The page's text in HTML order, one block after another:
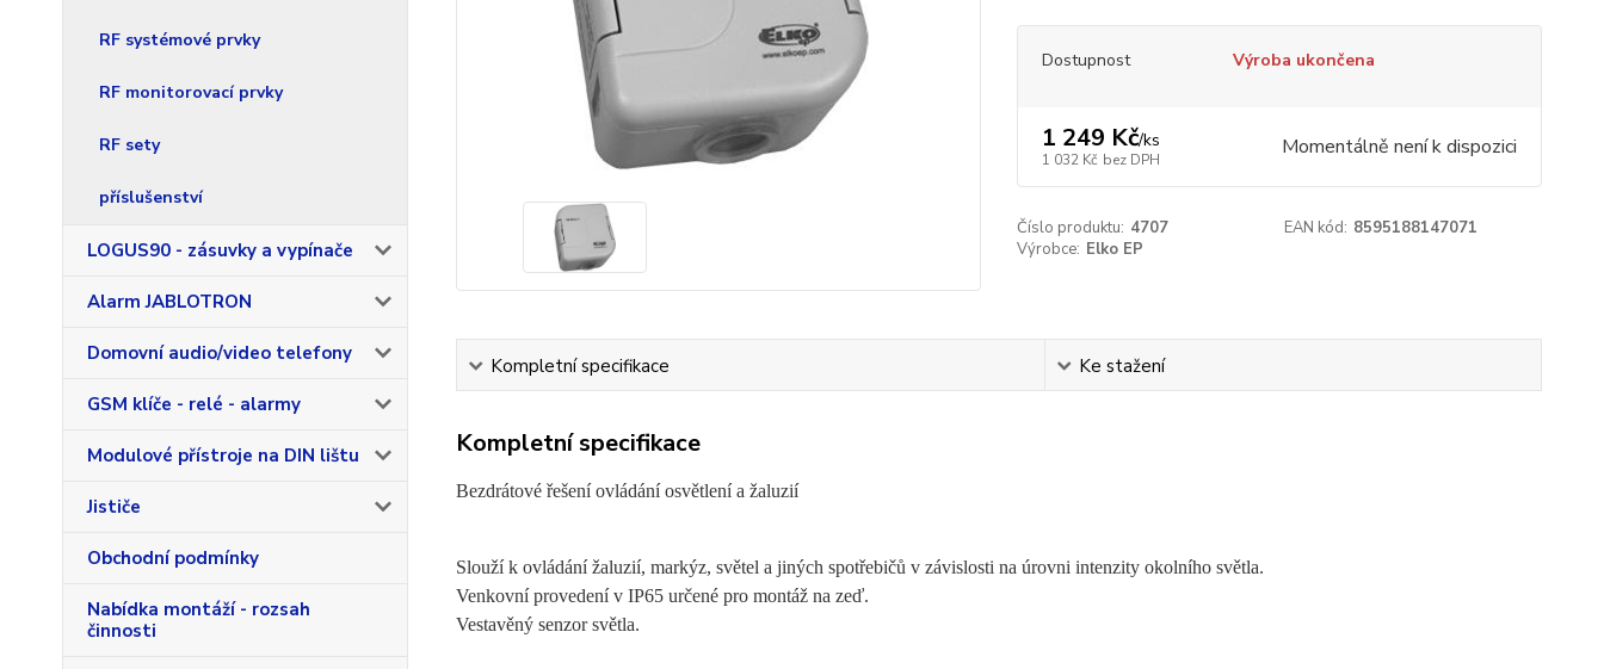
RF systémové prvky
RF monitorovací prvky
RF sety
příslušenství
LOGUS90 - zásuvky a vypínače
Alarm JABLOTRON
Domovní audio/video telefony
GSM klíče - relé - alarmy
Modulové přístroje na DIN lištu
Jističe
Obchodní podmínky
Nabídka montáží - rozsah
činnosti
Dostupnost Výroba ukončena
1 249 Kč/ks
1 032 Kč bez DPH Momentálně není k dispozici
Číslo produktu: 4707 EAN kód: 8595188147071
Výrobce: Elko EP
Kompletní specifikace Ke stažení
Kompletní specifikace
Bezdrátové řešení ovládání osvětlení a žaluzií
Slouží k ovládání žaluzií, markýz, světel a jiných spotřebičů v závislosti na úrovni intenzity okolního světla.
Venkovní provedení v IP65 určené pro montáž na zeď.
Vestavěný senzor světla.